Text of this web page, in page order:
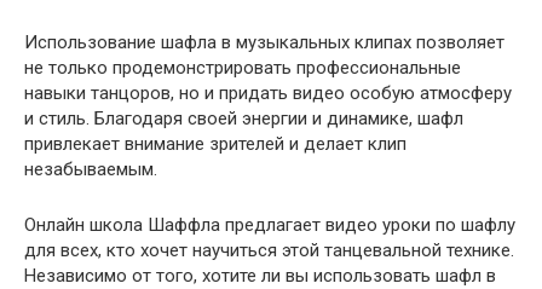
Использование шафла в музыкальных клипах позволяет
не только продемонстрировать профессиональные
навыки танцоров, но и придать видео особую атмосферу
и стиль. Благодаря своей энергии и динамике, шафл
привлекает внимание зрителей и делает клип
незабываемым.
Онлайн школа Шаффла предлагает видео уроки по шафлу
для всех, кто хочет научиться этой танцевальной технике.
Независимо от того, хотите ли вы использовать шафл в